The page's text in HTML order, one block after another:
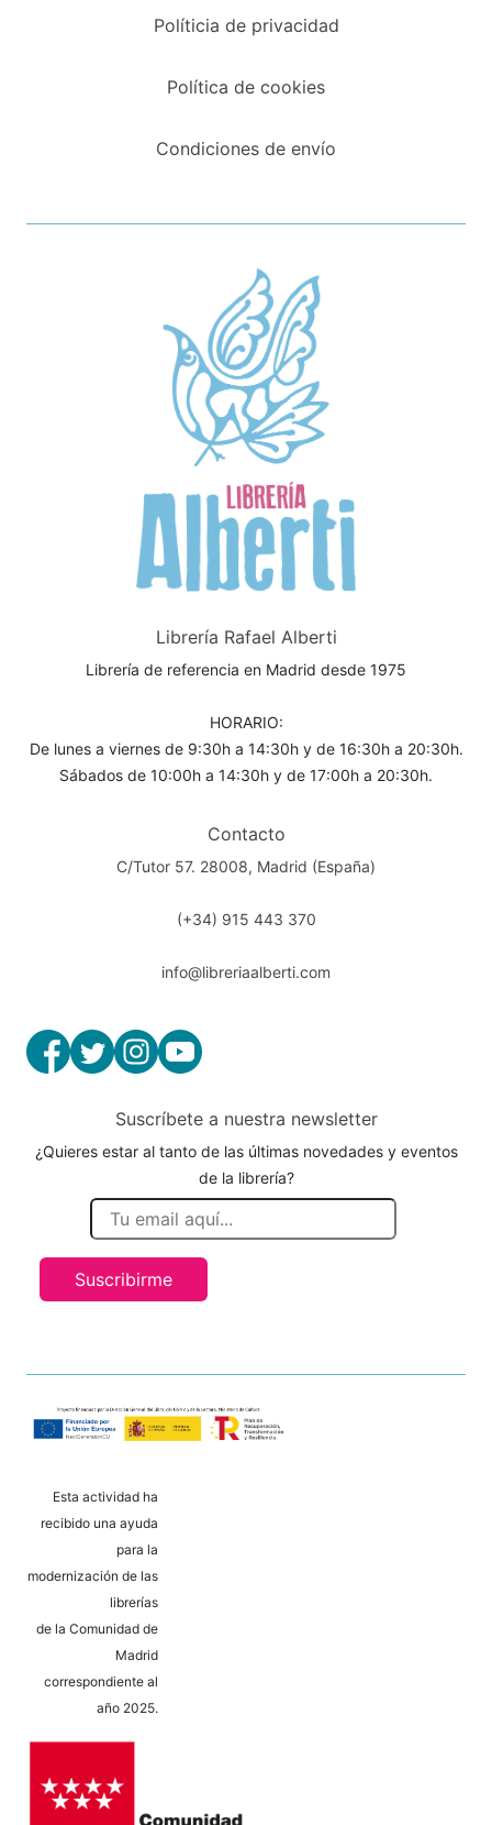
Políticia de privacidad
Política de cookies
Condiciones de envío
Librería Rafael Alberti
Librería de referencia en Madrid desde 1975
HORARIO:
De lunes a viernes de 9:30h a 14:30h y de 16:30h a 20:30h.
Sábados de 10:00h a 14:30h y de 17:00h a 20:30h.
Contacto
C/Tutor 57. 28008, Madrid (España)
(+34) 915 443 370
info@libreriaalberti.com
Suscríbete a nuestra newsletter
¿Quieres estar al tanto de las últimas novedades y eventos
de la librería?
Suscribirme
Esta actividad ha
recibido una ayuda
para la
modernización de las
librerías
de la Comunidad de
Madrid
correspondiente al
año 2025.